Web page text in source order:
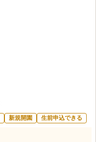
新規開園 生前申込できる